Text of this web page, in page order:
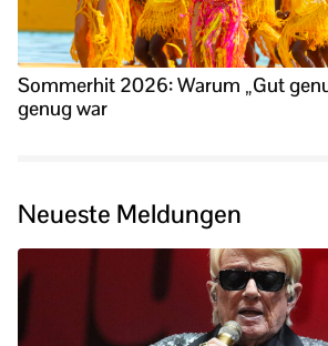
Sommerhit 2026: Warum „Gut
genug war
Neueste Meldungen